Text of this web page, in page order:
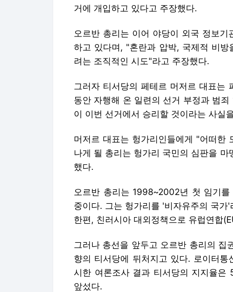
거에 개입하고 있다고 주장했다.
오르반 총리는 이어 야당이 외국 정보
하고 있다며, "혼란과 압박, 국제적 비
려는 조직적인 시도"라고 주장했다.
그러자 티서당의 페테르 머저르 대표는
동안 자행해 온 일련의 선거 부정과 범
이 이번 선거에서 승리할 것이라는 사실
머저르 대표는 헝가리인들에게 "어떠한
나게 될 총리는 헝가리 국민의 심판을
했다.
오르반 총리는 1998~2002년 첫 임기
중이다. 그는 헝가리를 '비자유주의 국
한편, 친러시아 대외정책으로 유럽연합
그러나 총선을 앞두고 오르반 총리의 집
향의 티서당에 뒤처지고 있다. 로이터
시한 여론조사 결과 티서당의 지지율은
앞섰다.